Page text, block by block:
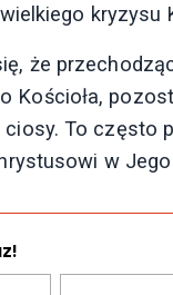
że
Kościoła,
To często
w